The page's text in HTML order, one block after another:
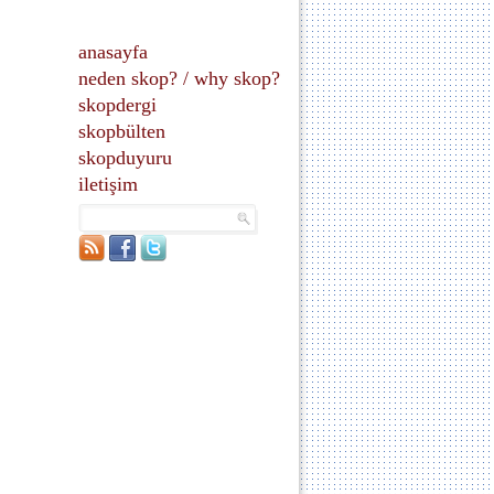
anasayfa
neden skop? / why skop?
skopdergi
skopbülten
skopduyuru
iletişim